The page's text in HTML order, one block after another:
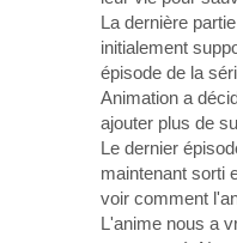
La dernière
initialement
épisode de la
Animation a
ajouter plus de
Le dernier
maintenant sorti
voir comment
L'anime nous a